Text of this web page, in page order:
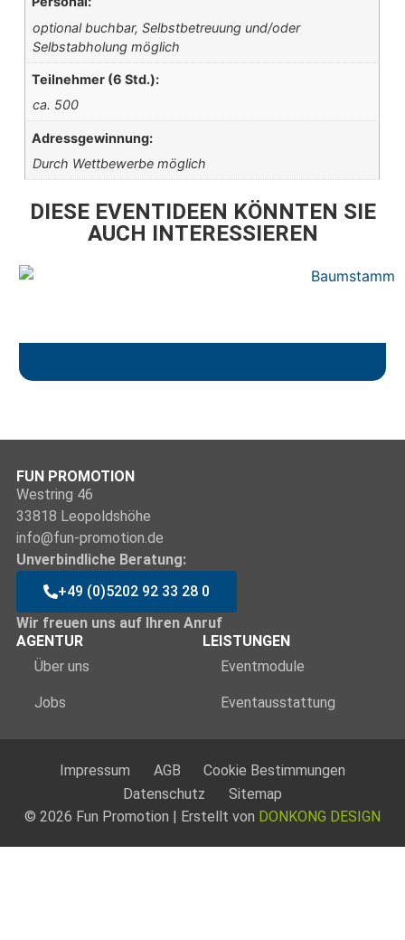
optional buchbar, Selbstbetreuung und/oder
Selbstabholung möglich
Teilnehmer (6 Std.):
ca. 500
Adressgewinnung:
Durch Wettbewerbe möglich
DIESE EVENTIDEEN KÖNNTEN SIE
AUCH INTERESSIEREN
FUN PROMOTION
Westring 46
33818 Leopoldshöhe
info@fun-promotion.de
Unverbindliche Beratung:
+49 (0)5202 92 33 28 0
Wir freuen uns auf Ihren Anruf
AGENTUR
Über uns
Jobs
LEISTUNGEN
Eventmodule
Eventausstattung
© 2026 Fun Promotion | Erstellt von DONKONG DESIGN
Impressum AGB
Cookie Bestimmungen
Datenschutz
Sitemap